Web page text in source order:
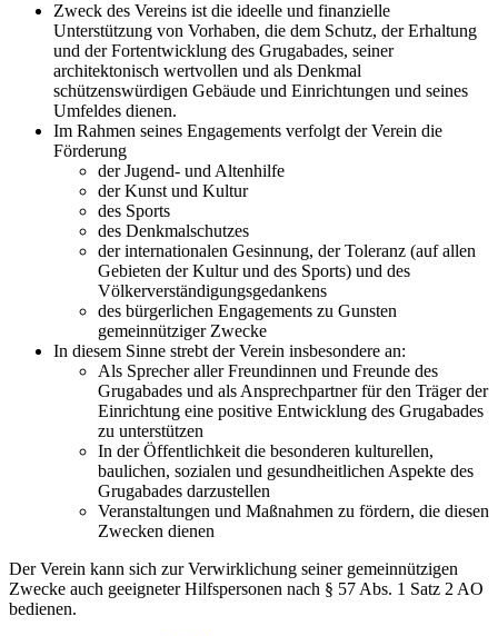
Zweck des Vereins ist die ideelle und finanzielle
Unterstützung von Vorhaben, die dem Schutz, der Erhaltung
und der Fortentwicklung des Grugabades, seiner
architektonisch wertvollen und als Denkmal
schützenswürdigen Gebäude und Einrichtungen und seines
Umfeldes dienen.
Im Rahmen seines Engagements verfolgt der Verein die
Förderung
der Jugend- und Altenhilfe
der Kunst und Kultur
des Sports
des Denkmalschutzes
der internationalen Gesinnung, der Toleranz (auf allen
Gebieten der Kultur und des Sports) und des
Völkerverständigungsgedankens
des bürgerlichen Engagements zu Gunsten
gemeinnütziger Zwecke
In diesem Sinne strebt der Verein insbesondere an:
Als Sprecher aller Freundinnen und Freunde des
Grugabades und als Ansprechpartner für den Träger der
Einrichtung eine positive Entwicklung des Grugabades
zu unterstützen
In der Öffentlichkeit die besonderen kulturellen,
baulichen, sozialen und gesundheitlichen Aspekte des
Grugabades darzustellen
Veranstaltungen und Maßnahmen zu fördern, die diesen
Zwecken dienen
Der Verein kann sich zur Verwirklichung seiner gemeinnützigen
Zwecke auch geeigneter Hilfspersonen nach § 57 Abs. 1 Satz 2 AO
bedienen.